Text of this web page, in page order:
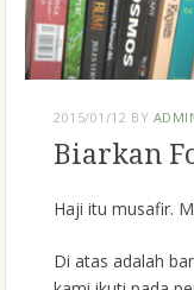
2015/01/12 BY
Biarkan
Haji itu musafir.
Di atas adalah